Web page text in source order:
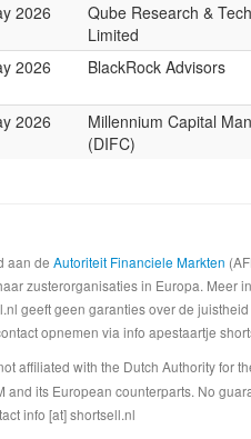
2026
Qube Research &
Limited
2026
BlackRock Advisors
2026
Millennium Capital
(DIFC)
aan de Autoriteit Financiele Markten
zusterorganisaties in Europa.
geeft geen garanties over de
opnemen via info apestaartje
affiliated with the Dutch Authority for
and its European counterparts. No
info [at] shortsell.nl